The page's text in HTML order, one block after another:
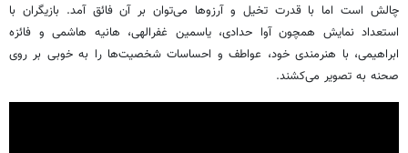
چالش است اما با قدرت تخیل و آرزوها می‌توان بر آن فائق آمد. بازیگران با
استعداد نمایش همچون آوا حدادی، یاسمین غفرالهی، هانیه هاشمی و فائزه
ابراهیمی، با هنرمندی خود، عواطف و احساسات شخصیت‌ها را به خوبی بر روی
صحنه به تصویر می‌کشند.